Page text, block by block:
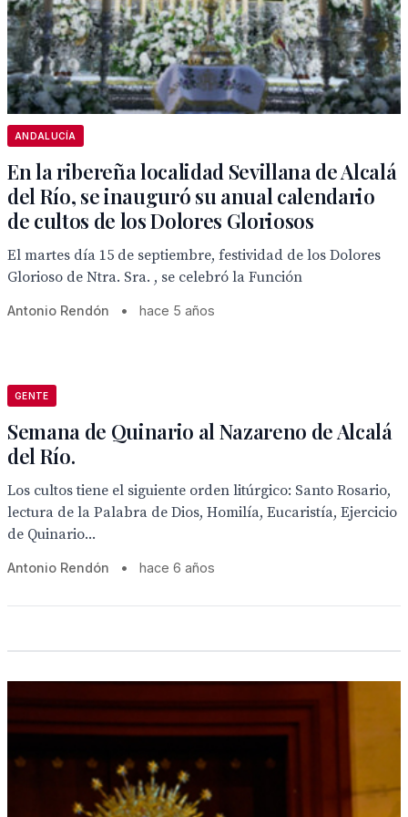
ANDALUCÍA
En la ribereña localidad Sevillana de Alcalá
del Río, se inauguró su anual calendario
de cultos de los Dolores Gloriosos
El martes día 15 de septiembre, festividad de los Dolores
Glorioso de Ntra. Sra. , se celebró la Función
Antonio Rendón • hace 5 años
GENTE
Semana de Quinario al Nazareno de Alcalá
del Río.
Los cultos tiene el siguiente orden litúrgico: Santo Rosario,
lectura de la Palabra de Dios, Homilía, Eucaristía, Ejercicio
de Quinario...
Antonio Rendón • hace 6 años